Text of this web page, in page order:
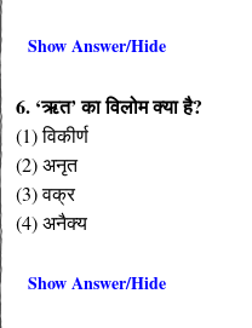
Show Answer/Hide
6. ‘ऋत’ का विलोम क्या है?
(1) विकीर्ण
(2) अनृत
(3) वक्र
(4) अनैक्य
Show Answer/Hide